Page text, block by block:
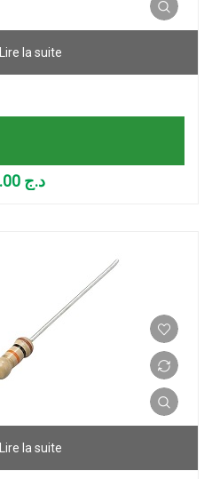
Lire la suite
د.ج
Lire la suite